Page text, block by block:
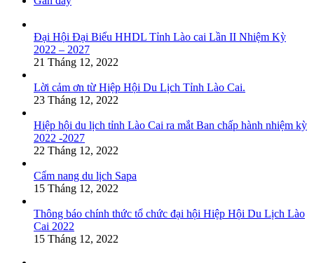
Đại Hội Đại Biểu HHDL Tỉnh Lào cai Lần II Nhiệm Kỳ
2022 – 2027
21 Tháng 12, 2022
Lời cảm ơn từ Hiệp Hội Du Lịch Tỉnh Lào Cai.
23 Tháng 12, 2022
Hiệp hội du lịch tỉnh Lào Cai ra mắt Ban chấp hành nhiệm kỳ
2022 -2027
22 Tháng 12, 2022
Cẩm nang du lịch Sapa
15 Tháng 12, 2022
Thông báo chính thức tổ chức đại hội Hiệp Hội Du Lịch Lào
Cai 2022
15 Tháng 12, 2022